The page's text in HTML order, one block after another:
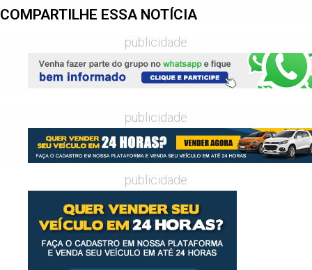
COMPARTILHE ESSA NOTÍCIA
publicidade
publicidade
publicidade